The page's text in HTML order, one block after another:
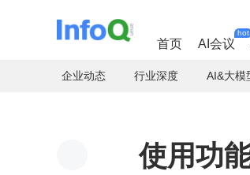
首页 AI会议
hot
企业动态 行业深度 AI&大模
使用功